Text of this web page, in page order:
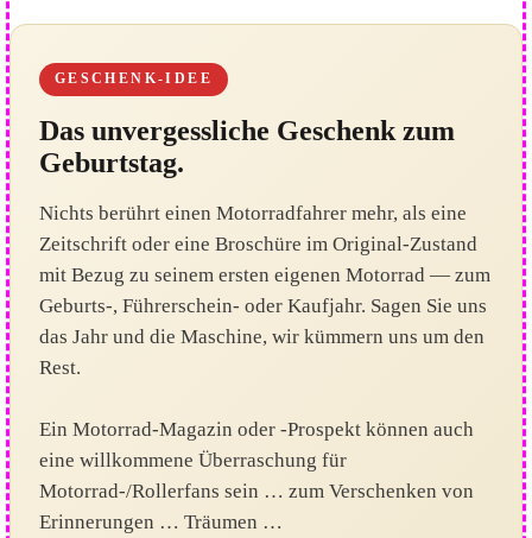
GESCHENK-IDEE
Das unvergessliche Geschenk zum
Geburtstag.
Nichts berührt einen Motorradfahrer mehr, als eine
Zeitschrift oder eine Broschüre im Original-Zustand
mit Bezug zu seinem ersten eigenen Motorrad — zum
Geburts-, Führerschein- oder Kaufjahr. Sagen Sie uns
das Jahr und die Maschine, wir kümmern uns um den
Rest.
Ein Motorrad-Magazin oder -Prospekt können auch
eine willkommene Überraschung für
Motorrad-/Rollerfans sein … zum Verschenken von
Erinnerungen … Träumen …